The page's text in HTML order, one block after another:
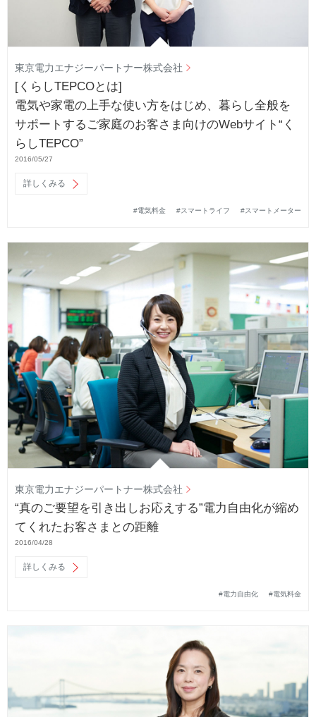
東京電力エナジーパートナー株式会社
[くらしTEPCOとは]
電気や家電の上手な使い方をはじめ、暮らし全般を
サポートするご家庭のお客さま向けのWebサイト“く
らしTEPCO”
2016/05/27
詳しくみる
#電気料金 #スマートライフ #スマートメーター
東京電力エナジーパートナー株式会社
“真のご要望を引き出しお応えする”電力自由化が縮め
てくれたお客さまとの距離
2016/04/28
詳しくみる
#電力自由化 #電気料金